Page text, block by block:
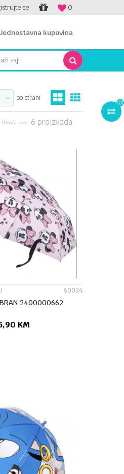
NA RATE! 0
se
Jednostavna kupovina
sajt
(0)
po strani
6 proizvoda
Obriši sve
UPOREDI
80034
2400000662
KM
UPOREDI